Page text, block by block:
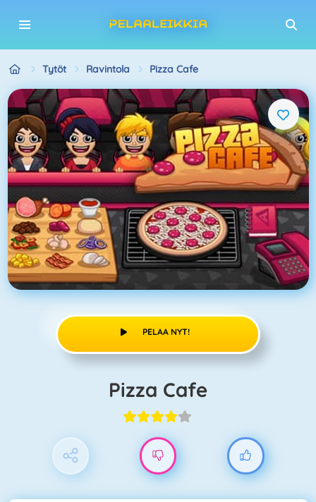
Tytöt Ravintola Pizza Cafe
PELAA NYT!
Pizza Cafe